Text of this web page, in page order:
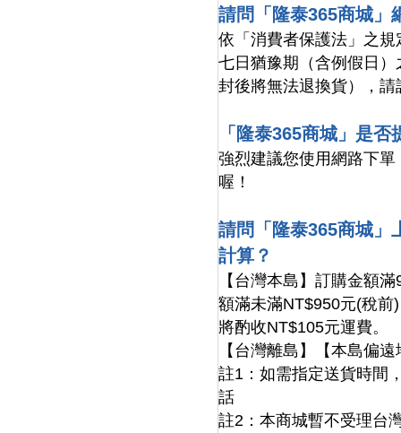
請問「隆泰365商城」
依「消費者保護法」之
七日猶豫期（含例假日
封後將無法退換貨），
「隆泰365商城」是
強烈建議您使用網路下
喔！
請問「隆泰365商城」
計算？
【台灣本島】訂購金額
額滿未滿NT$950元(稅前
將酌收NT$105元運費。
【台灣離島】【本島偏
註1：如需指定送貨時間
話
註2：本商城暫不受理台